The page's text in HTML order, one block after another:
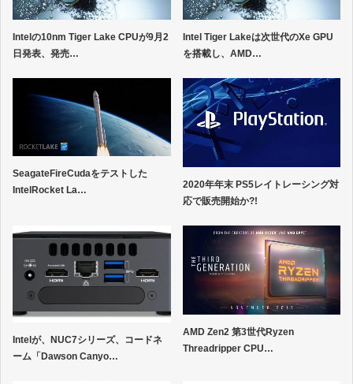
Intelの10nm Tiger Lake CPUが9月2
日発表、発売…
Intel Tiger Lakeは次世代のXe GPU
を搭載し、AMD…
SeagateFireCudaをテストした
IntelRocket La…
2020年年末 PS5レイトレーシング対
応で販売開始か?!
Intelが、NUC7シリーズ、コードネ
ーム「Dawson Canyo…
AMD Zen2 第3世代Ryzen
Threadripper CPU…